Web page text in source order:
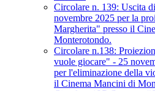
Circolare n. 139: Uscita
novembre 2025 per la
Margherita" presso il
Monterotondo.
Circolare n.138:
vuole giocare" - 25
per l'eliminazione della
il Cinema Mancini di